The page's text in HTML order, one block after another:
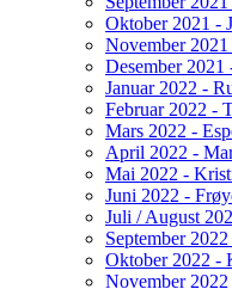
Oktober 2021 -
November
Desember
Januar 2022 -
Februar 2022 -
Mars 2022 -
April 2022 -
Mai 2022 -
Juni 2022 -
Juli / August
September
Oktober 2022 -
November